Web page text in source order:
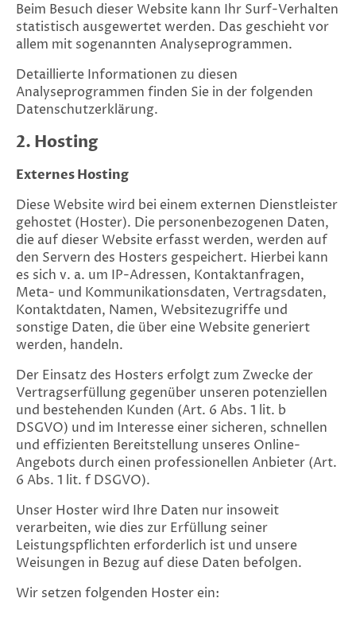
Beim Besuch dieser Website kann Ihr Surf-Verhalten
statistisch ausgewertet werden. Das geschieht vor
allem mit sogenannten Analyseprogrammen.
Detaillierte Informationen zu diesen
Analyseprogrammen finden Sie in der folgenden
Datenschutzerklärung.
2. Hosting
Externes Hosting
Diese Website wird bei einem externen Dienstleister
gehostet (Hoster). Die personenbezogenen Daten,
die auf dieser Website erfasst werden, werden auf
den Servern des Hosters gespeichert. Hierbei kann
es sich v. a. um IP-Adressen, Kontaktanfragen,
Meta- und Kommunikationsdaten, Vertragsdaten,
Kontaktdaten, Namen, Websitezugriffe und
sonstige Daten, die über eine Website generiert
werden, handeln.
Der Einsatz des Hosters erfolgt zum Zwecke der
Vertragserfüllung gegenüber unseren potenziellen
und bestehenden Kunden (Art. 6 Abs. 1 lit. b
DSGVO) und im Interesse einer sicheren, schnellen
und effizienten Bereitstellung unseres Online-
Angebots durch einen professionellen Anbieter (Art.
6 Abs. 1 lit. f DSGVO).
Unser Hoster wird Ihre Daten nur insoweit
verarbeiten, wie dies zur Erfüllung seiner
Leistungspflichten erforderlich ist und unsere
Weisungen in Bezug auf diese Daten befolgen.
Wir setzen folgenden Hoster ein: